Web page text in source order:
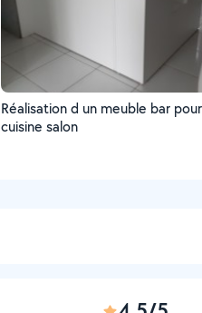
Réalisation d un meuble bar
cuisine salon